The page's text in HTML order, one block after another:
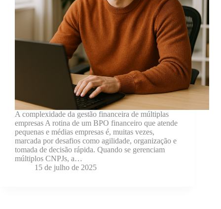
A complexidade da gestão financeira de múltiplas
empresas A rotina de um BPO financeiro que atende
pequenas e médias empresas é, muitas vezes,
marcada por desafios como agilidade, organização e
tomada de decisão rápida. Quando se gerenciam
múltiplos CNPJs, a…
15 de julho de 2025